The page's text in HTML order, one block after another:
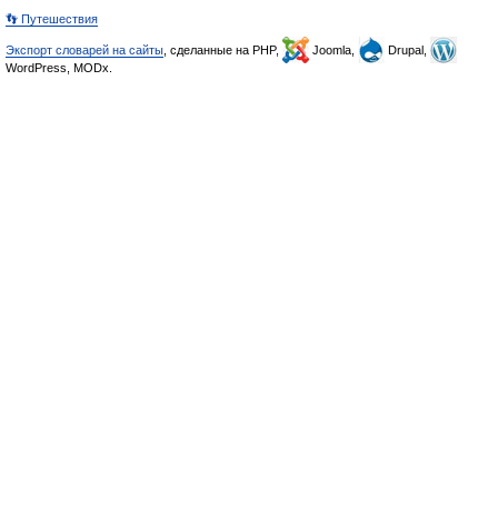
👣 Путешествия
Экспорт словарей на сайты , сделанные на PHP, Joomla,
Drupal,
WordPress, MODx.